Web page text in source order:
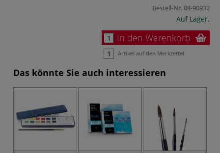
Bestell-Nr.08-90932
Auf Lager.
In den Warenkorb
Artikel auf den Merkzettel
Das könnte Sie auch interessieren